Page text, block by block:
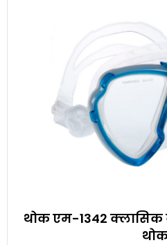
थोक एम-1342 क्लासिक